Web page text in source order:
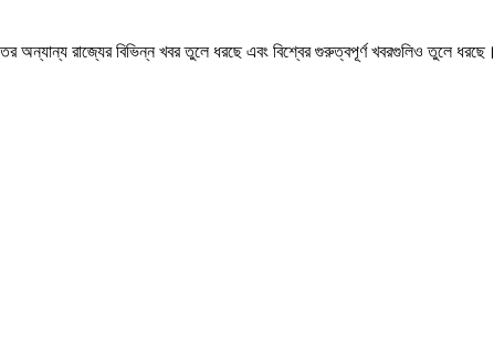
অন্যান্য রাজ্যের বিভিন্ন খবর তুলে ধরছে এবং বিশ্বের গুরুত্বপূর্ণ খবরগুলিও তুলে ধরছে।